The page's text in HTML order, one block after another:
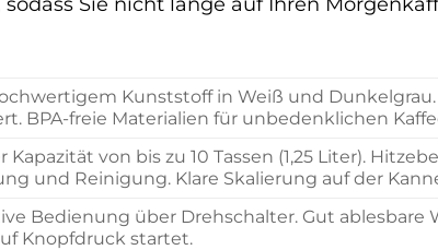
Kunststoff in Weiß und
BPA-freie Materialien für unbedenklichen
Kapazität von bis zu 10 Tassen (1,25 Liter).
und Reinigung. Klare Skalierung auf der
Bedienung über Drehschalter. Gut ablesbare
Knopfdruck startet.